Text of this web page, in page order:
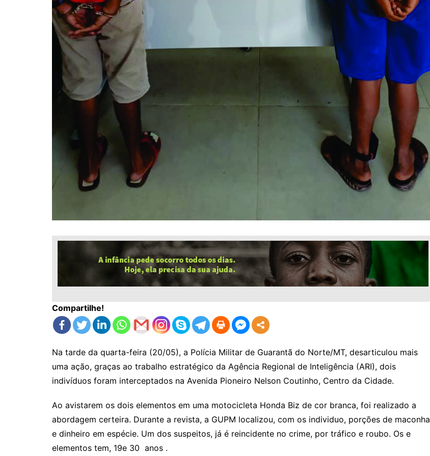
Compartilhe!
Na tarde da quarta-feira (20/05), a Polícia Militar de Guarantã do Norte/MT, desarticulou mais
uma ação, graças ao trabalho estratégico da Agência Regional de Inteligência (ARI), dois
indivíduos foram interceptados na Avenida Pioneiro Nelson Coutinho, Centro da Cidade.
Ao avistarem os dois elementos em uma motocicleta Honda Biz de cor branca, foi realizado a
abordagem certeira. Durante a revista, a GUPM localizou, com os individuo, porções de maconha
e dinheiro em espécie. Um dos suspeitos, já é reincidente no crime, por tráfico e roubo. Os e
elementos tem, 19e 30 anos .